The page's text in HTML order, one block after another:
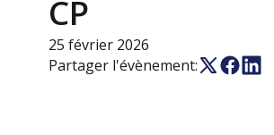
CP
25 février 2026
Partager l'évènement: